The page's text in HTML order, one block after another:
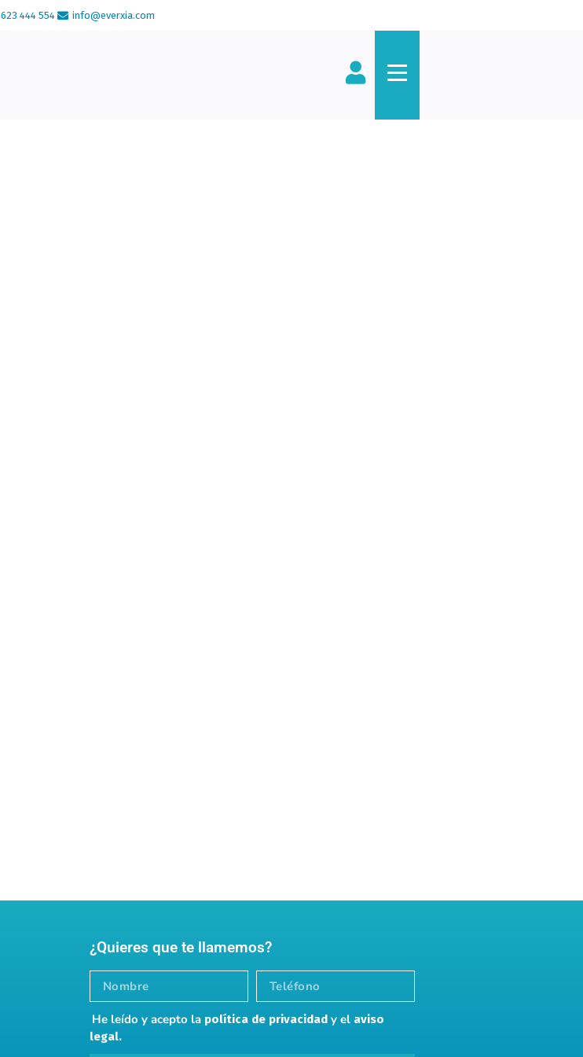
623 444 554 info@everxia.com
¿Quieres que te llamemos?
He leído y acepto la política de privacidady el aviso
legal.